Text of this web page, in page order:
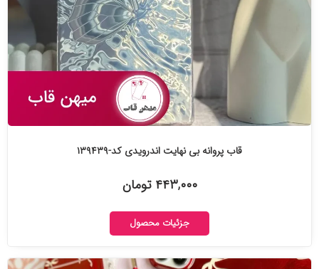
قاب پروانه بی نهایت اندرویدی کد-۱۳۹۴۳۹
۴۴۳,۰۰۰ تومان
جزئیات محصول